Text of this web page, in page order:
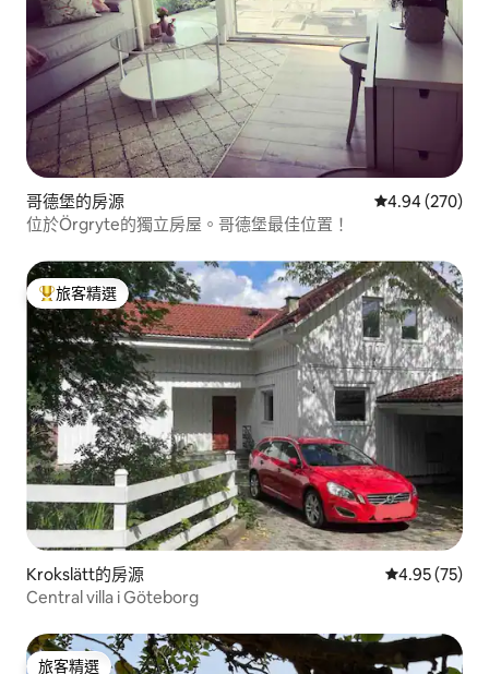
哥德堡的房源 從 270 則評價
4.94 (270)
位於Örgryte的獨立房屋。哥德堡最佳位置！
旅客精選榜首
旅客精選
Krokslätt的房源 從 75 則評價
4.95 (75)
Central villa i Göteborg
旅客精選